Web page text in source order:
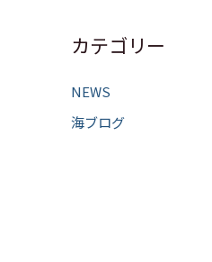
カテゴリー
NEWS
海ブログ